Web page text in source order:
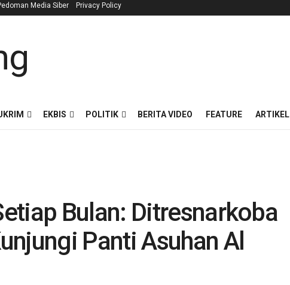
Media Siber Privacy Policy
EKBIS POLITIK BERITA VIDEO FEATURE ARTIKEL
Bulan: Ditresnarkoba
Panti Asuhan Al